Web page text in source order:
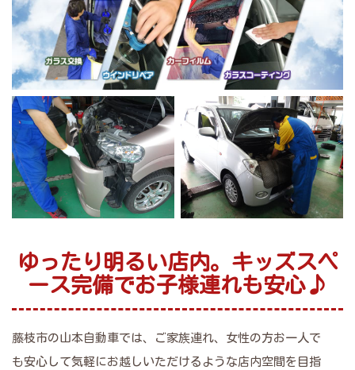
ゆったり明るい店内。キッズスペ
ース完備でお子様連れも安心♪
藤枝市の山本自動車では、ご家族連れ、女性の方お一人で
も安心して気軽にお越しいただけるような店内空間を目指